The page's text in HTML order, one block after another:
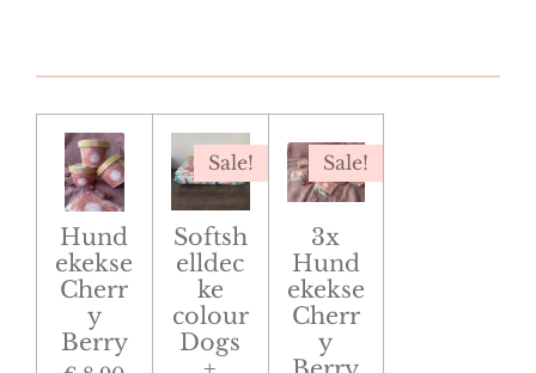
Hund
ekekse
Cherr
y
Berry
Sale!
Softsh
elldec
ke
colour
Dogs
Sale!
3x
Hund
ekekse
Cherr
y